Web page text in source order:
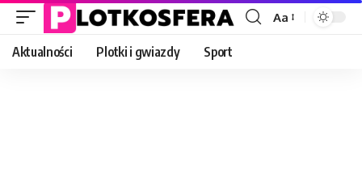
Font
Aa
Aktualności Plotki i gwiazdy Sport